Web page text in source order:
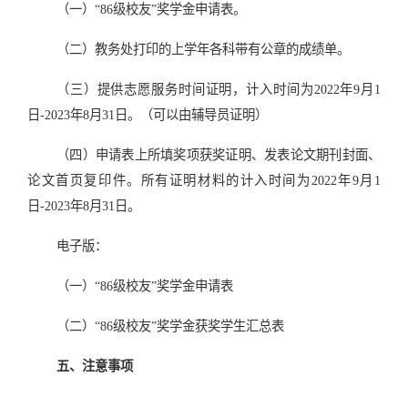
（一）“86级校友”奖学金申请表。
（二）教务处打印的上学年各科带有公章的成绩单。
（三）提供志愿服务时间证明，计入时间为2022年9月1
日-2023年8月31日。（可以由辅导员证明）
（四）申请表上所填奖项获奖证明、发表论文期刊封面、
论文首页复印件。所有证明材料的计入时间为2022年9月1
日-2023年8月31日。
电子版：
（一）“86级校友”奖学金申请表
（二）“86级校友”奖学金获奖学生汇总表
五、注意事项